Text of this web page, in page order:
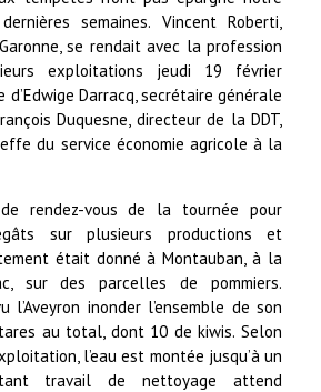
semaines. Vincent Roberti,
se rendait avec la profession
exploitations jeudi 19 février
d’Edwige Darracq, secrétaire générale
Duquesne, directeur de la DDT,
du service économie agricole à la
rendez-vous de la tournée pour
sur plusieurs productions et
était donné à Montauban, à la
sur des parcelles de pommiers.
l’Aveyron inonder l’ensemble de son
au total, dont 10 de kiwis. Selon
l’eau est montée jusqu’à un
travail de nettoyage attend